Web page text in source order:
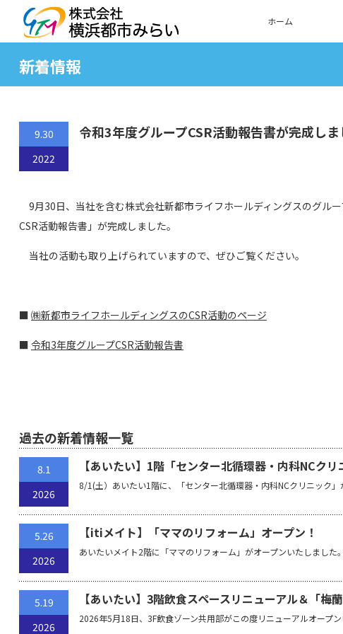
ホーム
新着情報
9.30
2022
令和3年度グループCSR活動報告書が完成しま
9月30日、当社を含む株式会社新都市ライフホールディングスのグル
CSR活動報告書」が完成しました。
当社の活動も取り上げられていますので、ぜひご覧ください。
■ ㈱新都市ライフホールディングスのCSR活動のページ
■ 令和3年度グループCSR活動報告書
過去の新着情報一覧
8.1
2026
【あいたい】1階「センター北循環器・内科NCク
8/1(土）あいたい1階に、「センター北循環器・内科NCクリニック」
5.26
2026
【itiメイト】「ママのリフォーム」オープン！
あいたいメイト2階に「ママのリフォーム」がオープンいたしました。
5.19
2026
【あいたい】3階飲食スペースリニューアル＆「梅
2026年5月18日、3F飲食ゾーン共用部がこの度リニューアルオープン